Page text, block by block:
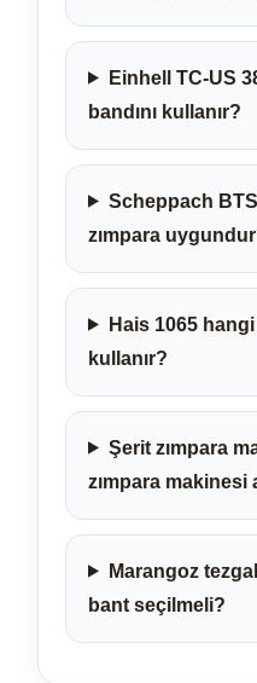
Einhell TC-US
bandını kullanır?
Scheppach
zımpara
Hais 1065
kullanır?
Şerit zımpara
zımpara makinesi
Marangoz
bant seçilmeli?